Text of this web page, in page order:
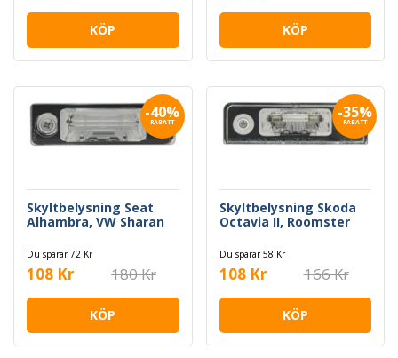
KÖP KÖP
-40%
RABATT
Skyltbelysning Seat
Alhambra, VW Sharan
Du sparar 72 Kr
108 Kr 180 Kr
KÖP
-35%
RABATT
Skyltbelysning Skoda
Octavia II, Roomster
Du sparar 58 Kr
108 Kr 166 Kr
KÖP